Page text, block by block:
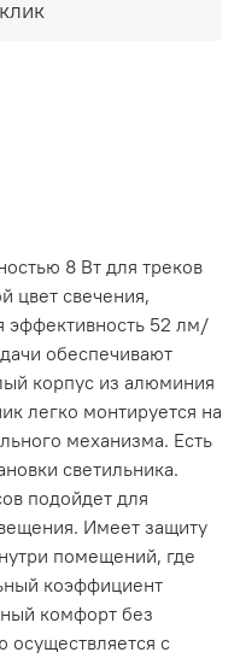
8 Вт для треков
цвет свечения,
эффективность 52 лм/
обеспечивают
корпус из алюминия
легко монтируется на
механизма. Есть
светильника.
подойдет для
Имеет защиту
помещений, где
коэффициент
комфорт без
осуществляется с